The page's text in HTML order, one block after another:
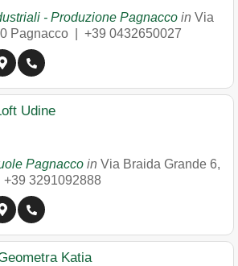
- Produzione Pagnacco in Via
Pagnacco +39 0432650027
Udine
Pagnacco in Via Braida Grande 6,
+39 3291092888
Katia